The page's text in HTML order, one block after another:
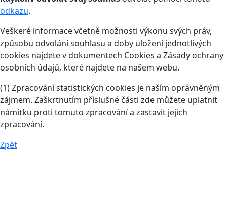
odkazu.
Veškeré informace včetně možnosti výkonu svých práv,
způsobu odvolání souhlasu a doby uložení jednotlivých
cookies najdete v dokumentech Cookies a Zásady ochrany
osobních údajů, které najdete na našem webu.
(1) Zpracování statistických cookies je naším oprávněným
zájmem. Zaškrtnutím příslušné části zde můžete uplatnit
námitku proti tomuto zpracování a zastavit jejich
zpracování.
Zpět